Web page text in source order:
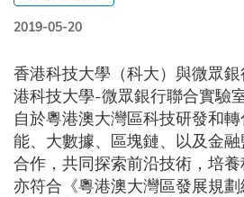
2019-05-20
香港科技大學（科大）與微眾
港科技大學-微眾銀行聯合實驗
自於粵港澳大灣區科技研發和
能、大數據、區塊鏈、以及金
合作，共同探索前沿技術，培
亦符合《粵港澳大灣區發展規